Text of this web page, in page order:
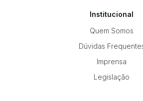
Institucional
Quem Somos
Dúvidas
Imprensa
Legislação